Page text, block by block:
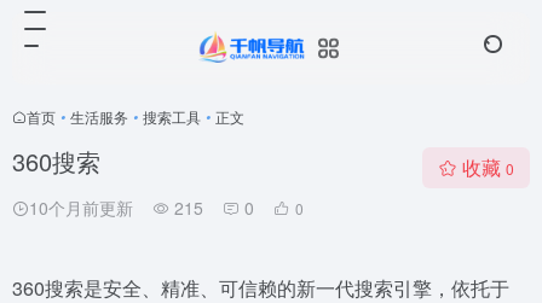
首页 • 生活服务 • 搜索工具 • 正文
360搜索
10个月前更新 215 0 0
收藏 0
360搜索是安全、精准、可信赖的新一代搜索引擎，依托于